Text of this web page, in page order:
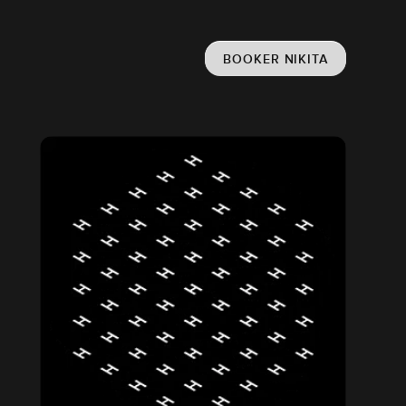
BOOKER NIKITA